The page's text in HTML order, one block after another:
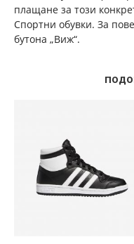
плащане за този
Спортни обувки. За
бутона „Виж“.